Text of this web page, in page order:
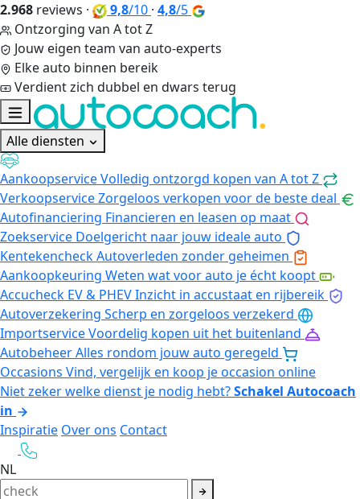
2.968 reviews · 9,8/10 · 4,8/5
Ontzorging van A tot Z
Jouw eigen team van auto-experts
Elke auto binnen bereik
Verdient zich dubbel en dwars terug
Alle diensten
AankoopserviceVolledig ontzorgd kopen van A tot Z
VerkoopserviceZorgeloos verkopen voor de beste deal
Autofinanciering Financieren en leasen op maat
Zoekservice Doelgericht naar jouw ideale auto
KentekencheckAutoverleden zonder geheimen
Aankoopkeuring Weten wat voor auto je écht koopt
Accucheck EV & PHEVInzicht in accustaat en rijbereik
Autoverzekering Scherp en zorgeloos verzekerd
ImportserviceVoordelig kopen uit het buitenland
AutobeheerAlles rondom jouw auto geregeld
Occasions Vind, vergelijk en koop je occasion online
Niet zeker welke dienst je nodig hebt?Schakel Autocoach
in
Inspiratie Over ons Contact
NL